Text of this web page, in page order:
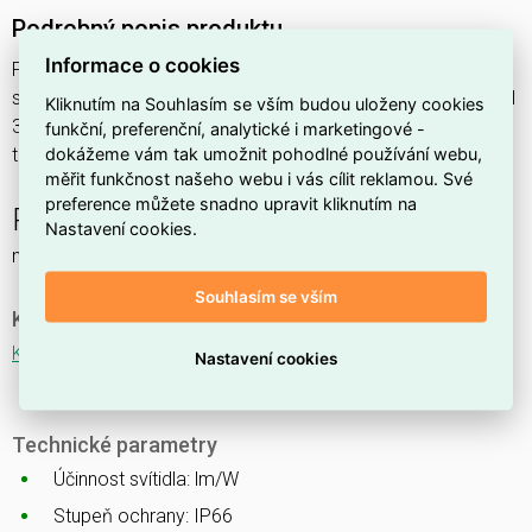
Podrobný popis produktu
PERUN SLIM Ex 1.5ft 4000/840 3F M3h 27,1W IP65
svítidlo průmyslové do prostředí s nebezpečím výbuchu Ex II
3GD, 1x4000lm, spektrum 840RJ, s nerez. klipy,
třífáz.průběž.montáž, nouzový modul 3 hod.
PERUN SLIM Ex NM
nouzové a orientační
Ke stažení
Katalogový list
Technické parametry
Účinnost svítidla: lm/W
Stupeň ochrany: IP66
Informace o cookies
Kliknutím na Souhlasím se vším budou uloženy cookies
funkční, preferenční, analytické i marketingové -
dokážeme vám tak umožnit pohodlné používání webu,
měřit funkčnost našeho webu i vás cílit reklamou. Své
preference můžete snadno upravit kliknutím na
Nastavení cookies.
Souhlasím se vším
Nastavení cookies